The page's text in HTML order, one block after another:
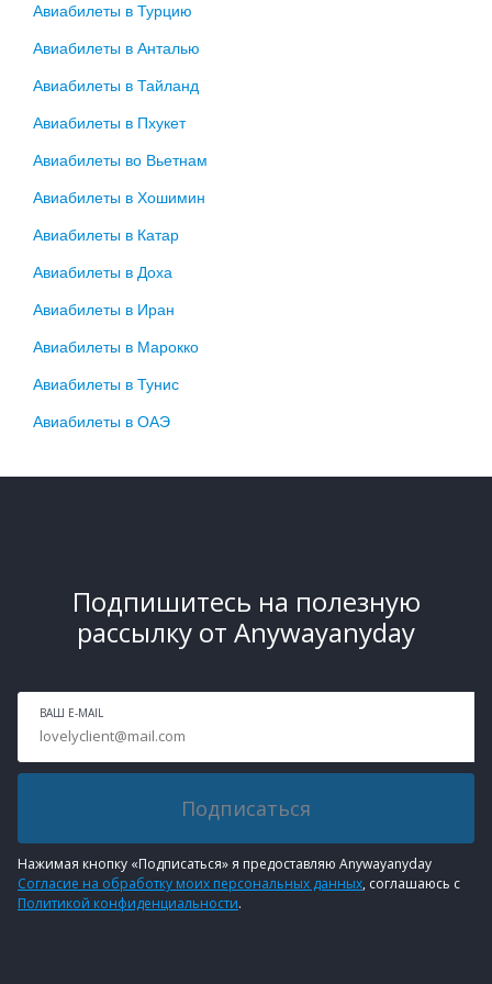
Авиабилеты в Турцию
Авиабилеты в Анталью
Авиабилеты в Тайланд
Авиабилеты в Пхукет
Авиабилеты во Вьетнам
Авиабилеты в Хошимин
Авиабилеты в Катар
Авиабилеты в Доха
Авиабилеты в Иран
Авиабилеты в Марокко
Авиабилеты в Тунис
Авиабилеты в ОАЭ
Подпишитесь на полезную
рассылку от Anywayanyday
ВАШ E-MAIL
Подписаться
Нажимая кнопку «Подписаться» я предоставляю Anywayanyday
Согласие на обработку моих персональных данных, соглашаюсь с
Политикой конфиденциальности.